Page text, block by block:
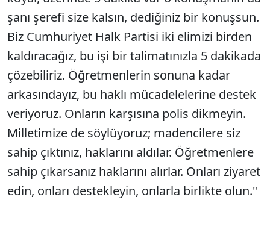
şanı şerefi size kalsın, dediğiniz bir konuşsun.
Biz Cumhuriyet Halk Partisi iki elimizi birden
kaldıracağız, bu işi bir talimatınızla 5 dakikada
çözebiliriz. Öğretmenlerin sonuna kadar
arkasındayız, bu haklı mücadelelerine destek
veriyoruz. Onların karşısına polis dikmeyin.
Milletimize de söylüyoruz; madencilere siz
sahip çıktınız, haklarını aldılar. Öğretmenlere
sahip çıkarsanız haklarını alırlar. Onları ziyaret
edin, onları destekleyin, onlarla birlikte olun."